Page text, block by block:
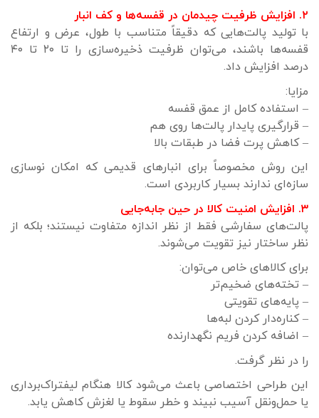
۲. افزایش ظرفیت چیدمان در قفسه‌ها و کف انبار
با تولید پالت‌هایی که دقیقاً متناسب با طول، عرض و ارتفاع
قفسه‌ها باشند، می‌توان ظرفیت ذخیره‌سازی را تا ۲۰ تا ۴۰
درصد افزایش داد.
مزایا:
– استفاده کامل از عمق قفسه
– قرارگیری پایدار پالت‌ها روی هم
– کاهش پرت فضا در طبقات بالا
این روش مخصوصاً برای انبارهای قدیمی که امکان نوسازی
سازه‌ای ندارند بسیار کاربردی است.
۳. افزایش امنیت کالا در حین جابه‌جایی
پالت‌های سفارشی فقط از نظر اندازه متفاوت نیستند؛ بلکه از
نظر ساختار نیز تقویت می‌شوند.
برای کالاهای خاص می‌توان:
– تخته‌های ضخیم‌تر
– پایه‌های تقویتی
– کناره‌دار کردن لبه‌ها
– اضافه کردن فریم نگهدارنده
را در نظر گرفت.
این طراحی اختصاصی باعث می‌شود کالا هنگام لیفتراک‌برداری
یا حمل‌ونقل آسیب نبیند و خطر سقوط یا لغزش کاهش یابد.